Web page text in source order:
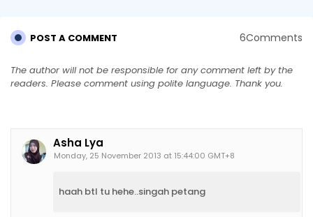
POST A COMMENT 6Comments
The author will not be responsible for any comment left by the
readers. Please comment using polite language. Thank you.
Asha Lya
Monday, 25 November 2013 at 15:44:00 GMT+8
haah btl tu hehe..singah petang